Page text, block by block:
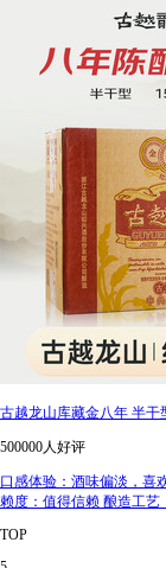
古越龙山库藏金八年 半干
500000人好评
口感体验：酒味偏淡，喜
赖度：值得信赖 酿造工艺
TOP